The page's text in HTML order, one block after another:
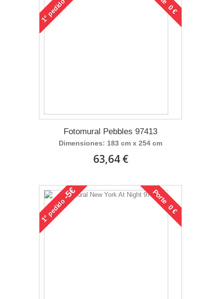
1°
pedido
Fotomural Pebbles 97413
Dimensiones: 183 cm x 254 cm
63,64 €
1°
pedido
-5€ Porte 0 €